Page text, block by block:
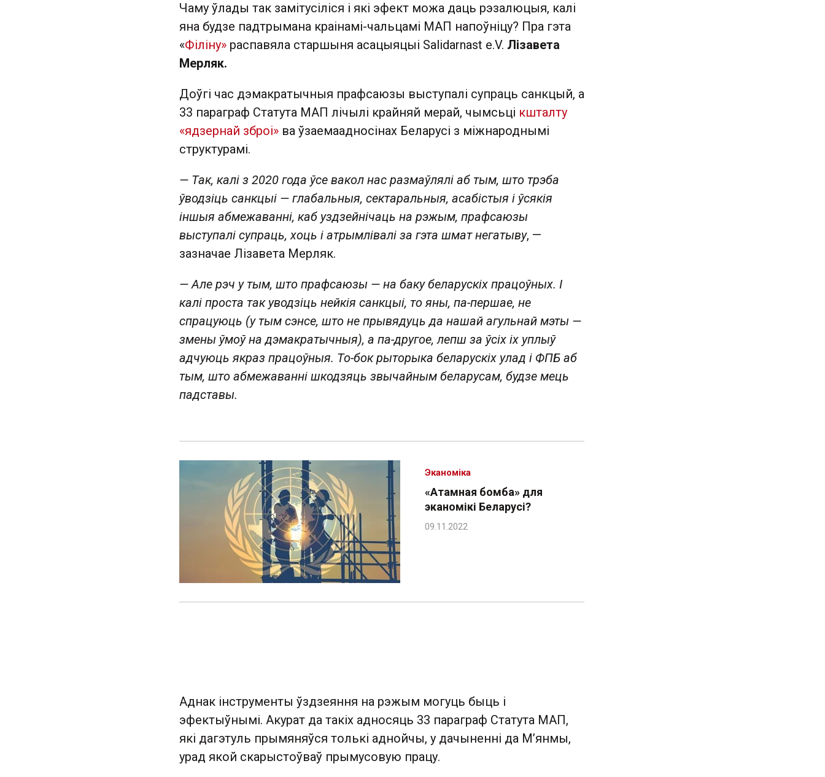
Чаму ўлады так замітусіліся і які эфект можа даць рэзалюцыя, калі
яна будзе падтрымана краінамі-чальцамі МАП напоўніцу? Пра гэта
«Філіну» распавяла старшыня асацыяцыі Salidarnast e.V. Лізавета
Мерляк.
Доўгі час дэмакратычныя прафсаюзы выступалі супраць санкцый, а
33 параграф Статута МАП лічылі крайняй мерай, чымсьці кшталту
«ядзернай зброі» ва ўзаемаадносінах Беларусі з міжнароднымі
структурамі.
— Так, калі з 2020 года ўсе вакол нас размаўлялі аб тым, што трэба
ўводзіць санкцыі — глабальныя, сектаральныя, асабістыя і ўсякія
іншыя абмежаванні, каб уздзейнічаць на рэжым, прафсаюзы
выступалі супраць, хоць і атрымлівалі за гэта шмат негатыву, —
зазначае Лізавета Мерляк.
— Але рэч у тым, што прафсаюзы — на баку беларускіх працоўных. І
калі проста так уводзіць нейкія санкцыі, то яны, па-першае, не
спрацуюць (у тым сэнсе, што не прывядуць да нашай агульнай мэты —
змены ўмоў на дэмакратычныя), а па-другое, лепш за ўсіх іх уплыў
адчуюць якраз працоўныя. То-бок рыторыка беларускіх улад і ФПБ аб
тым, што абмежаванні шкодзяць звычайным беларусам, будзе мець
падставы.
«Атамная бомба» для
эканомікі Беларусі?
Эканоміка
Аднак інструменты ўздзеяння на рэжым могуць быць і
эфектыўнымі. Акурат да такіх адносяць 33 параграф Статута МАП,
які дагэтуль прымяняўся толькі аднойчы, у дачыненні да М’янмы,
урад якой скарыстоўваў прымусовую працу.